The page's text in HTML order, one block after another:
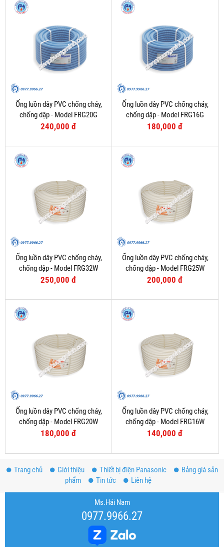
Ống luồn dây PVC chống cháy,
chống dập - Model FRG20G
240,000 đ
Ống luồn dây PVC chống cháy,
chống dập - Model FRG16G
180,000 đ
Ống luồn dây PVC chống cháy,
chống dập - Model FRG32W
250,000 đ
Ống luồn dây PVC chống cháy,
chống dập - Model FRG25W
200,000 đ
Ống luồn dây PVC chống cháy,
chống dập - Model FRG20W
180,000 đ
Ống luồn dây PVC chống cháy,
chống dập - Model FRG16W
140,000 đ
Trang chủ Giới thiệu Thiết bị điện Panasonic
Bảng giá sản
phẩm
Tin tức Liên hệ
Ms.Hải Nam
0977.9966.27